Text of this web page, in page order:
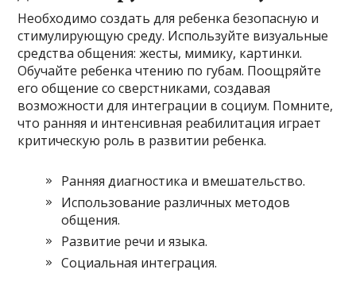
Необходимо создать для ребенка безопасную и
стимулирующую среду. Используйте визуальные
средства общения: жесты, мимику, картинки.
Обучайте ребенка чтению по губам. Поощряйте
его общение со сверстниками, создавая
возможности для интеграции в социум. Помните,
что ранняя и интенсивная реабилитация играет
критическую роль в развитии ребенка.
Ранняя диагностика и вмешательство.
Использование различных методов
общения.
Развитие речи и языка.
Социальная интеграция.